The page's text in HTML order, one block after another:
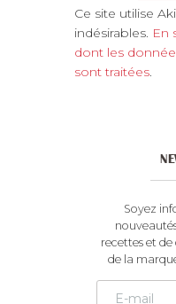
A
l
t
e
Ce site utilise
indésirables. En
dont les
sont traitées.
Soyez
recettes et
de la